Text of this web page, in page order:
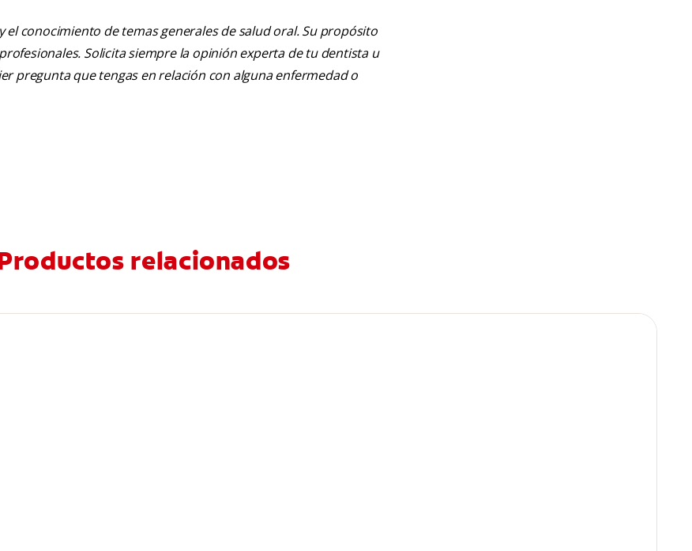
conocimiento de temas generales de salud oral. Su propósito
Solicita siempre la opinión experta de tu dentista u
pregunta que tengas en relación con alguna enfermedad o
relacionados